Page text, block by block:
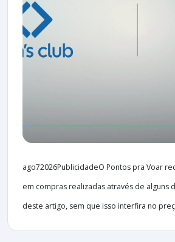
ago72026PublicidadeO Pontos pra Voar
em compras realizadas através de alguns
deste artigo, sem que isso interfira no